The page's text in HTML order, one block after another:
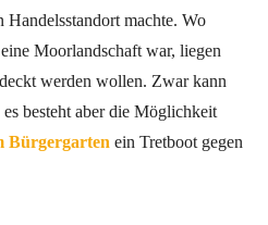
Handelsstandort machte. Wo
Moorlandschaft war, liegen
werden wollen. Zwar kann
besteht aber die Möglichkeit
Bürgergarten ein Tretboot gegen